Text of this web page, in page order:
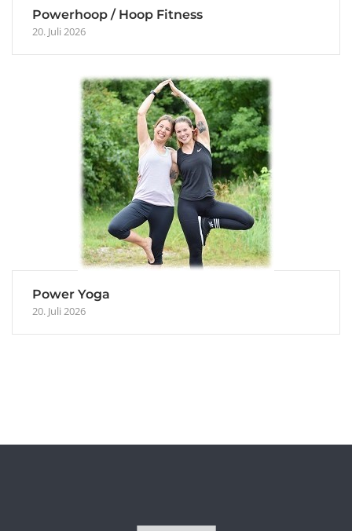
Powerhoop / Hoop Fitness
20. Juli 2026
Power Yoga
20. Juli 2026